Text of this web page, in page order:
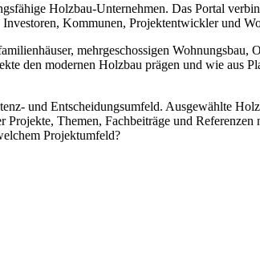
Holzbau-Unternehmen. Das Portal
Kommunen, Projektentwickler und
mehrgeschossigen
den modernen Holzbau prägen und wie aus
und Entscheidungsumfeld. Ausgewählte
Themen, Fachbeiträge und
Projektumfeld?